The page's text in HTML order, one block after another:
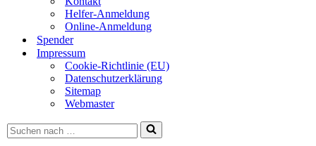
Helfer-Anmeldung
Online-Anmeldung
Spender
Impressum
Cookie-Richtlinie (EU)
Datenschutzerklärung
Sitemap
Webmaster
Suchen
nach …